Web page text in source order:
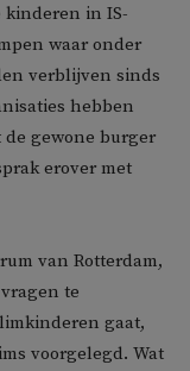
kinderen in IS-
waar onder
verblijven sinds
hebben
gewone burger
erover met
van Rotterdam,
te
gaat,
voorgelegd. Wat